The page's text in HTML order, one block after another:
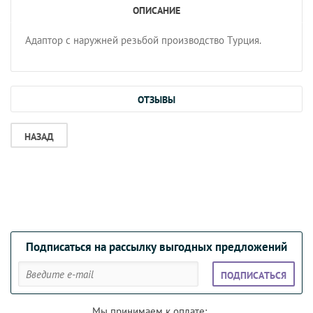
ОПИСАНИЕ
Адаптор с наружней резьбой производство Турция.
ОТЗЫВЫ
НАЗАД
Подписаться на рассылку выгодных предложений
ПОДПИСАТЬСЯ